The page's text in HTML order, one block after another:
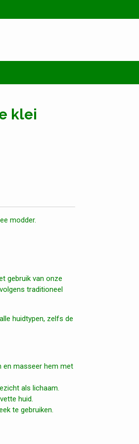
klei
modder.
gebruik van onze
traditioneel
huidtypen, zelfs de
en masseer hem met
als lichaam.
huid.
te gebruiken.